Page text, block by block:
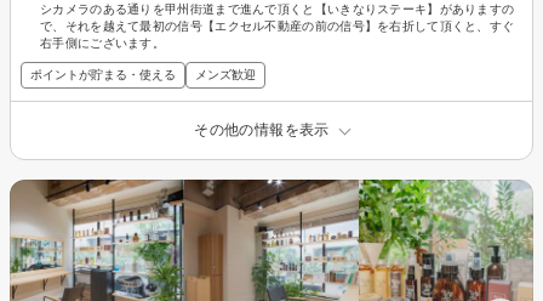
シカメラのある通りを甲州街道まで進んで頂くと【いきなりステーキ】がありますの
で、それを越えて最初の信号【エクセル不動産の前の信号】を右折して頂くと、すぐ
右手側にございます。
ポイントが貯まる・使える メンズ歓迎
その他の情報を表示